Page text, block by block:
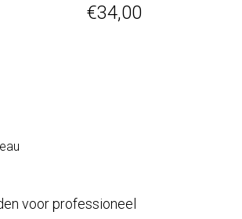
€34,00
voor professioneel